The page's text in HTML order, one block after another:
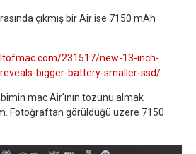
çıkmış bir Air ise 7150 mAh
231517/new-13-inch-
bigger-battery-smaller-ssd/
mac Air'ının tozunu almak
Fotoğraftan görüldüğü üzere 7150